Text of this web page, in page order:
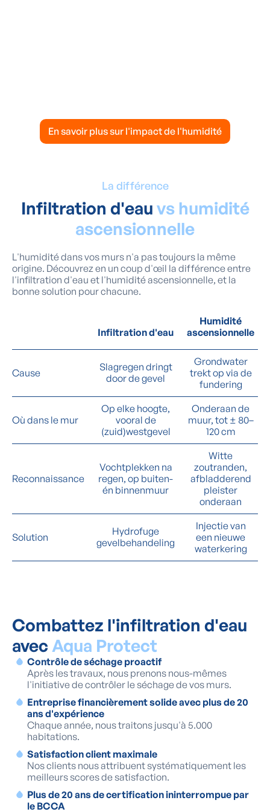
En savoir plus sur l'impact de l'humidité
La différence
Infiltration d'eau vs humidité
ascensionnelle
L'humidité dans vos murs n'a pas toujours la même
origine. Découvrez en un coup d'œil la différence entre
l'infiltration d'eau et l'humidité ascensionnelle, et la
bonne solution pour chacune.
Infiltration d'eau
Humidité
ascensionnelle
Cause
Slagregen dringt
door de gevel
Grondwater
trekt op via de
fundering
Où dans le mur
Op elke hoogte,
vooral de
(zuid)westgevel
Onderaan de
muur, tot ± 80–
120 cm
Reconnaissance
Vochtplekken na
regen, op buiten-
én binnenmuur
Witte
zoutranden,
afbladderend
pleister
onderaan
Solution
Hydrofuge
gevelbehandeling
Injectie van
een nieuwe
waterkering
Combattez l'infiltration d'eau
avec Aqua Protect
Contrôle de séchage proactif
Après les travaux, nous prenons nous-mêmes
l'initiative de contrôler le séchage de vos murs.
Entreprise financièrement solide avec plus de 20
ans d'expérience
Chaque année, nous traitons jusqu'à 5.000
habitations.
Satisfaction client maximale
Nos clients nous attribuent systématiquement les
meilleurs scores de satisfaction.
Plus de 20 ans de certification ininterrompue par
le BCCA